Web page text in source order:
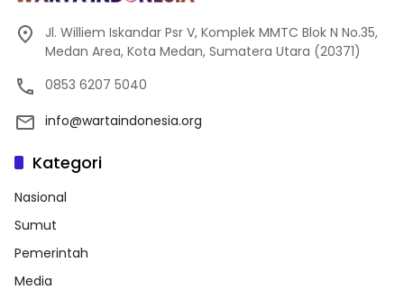
Jl. Williem Iskandar Psr V, Komplek MMTC Blok N No.35,
Medan Area, Kota Medan, Sumatera Utara (20371)
0853 6207 5040
info@wartaindonesia.org
Kategori
Nasional
Sumut
Pemerintah
Media